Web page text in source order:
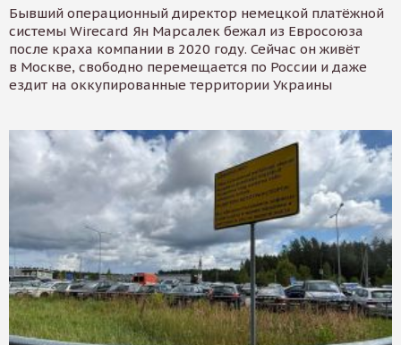
Бывший операционный директор немецкой платёжной
системы Wirecard Ян Марсалек бежал из Евросоюза
после краха компании в 2020 году. Сейчас он живёт
в Москве, свободно перемещается по России и даже
ездит на оккупированные территории Украины